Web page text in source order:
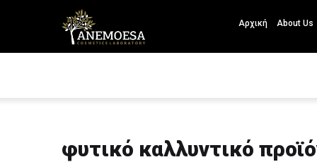
Αρχική About Us
φυτικό καλλυντικό